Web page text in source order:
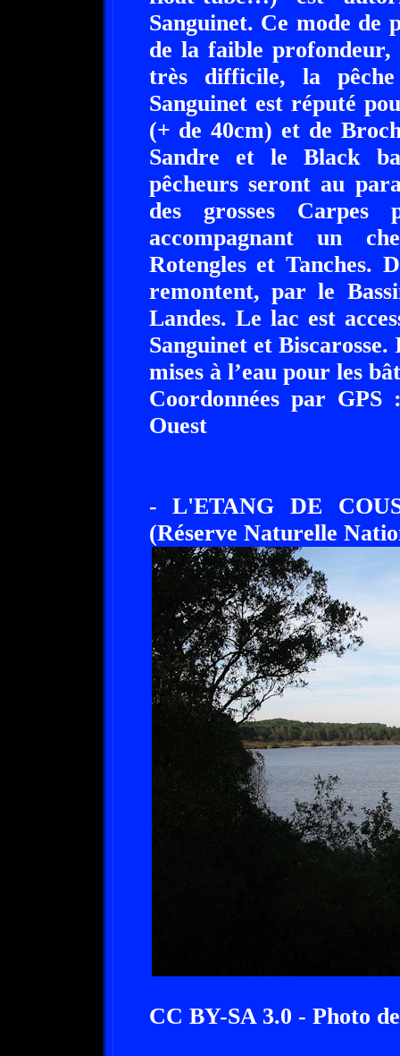
Sanguinet. Ce mode de
de la faible
très difficile, la
Sanguinet est réputé
(+ de 40cm) et de
Sandre et le Black
pêcheurs seront au
des grosses
accompagnant un
Rotengles et Tanches.
remontent, par le
Landes. Le lac est
Sanguinet et
mises à l’eau pour les
Coordonnées par
Ouest
- L'ETANG DE
(Réserve Naturelle
CC BY-SA 3.0 - Photo